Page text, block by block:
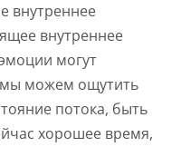
внутреннее
внутреннее
могут
можем ощутить
потока, быть
хорошее время,